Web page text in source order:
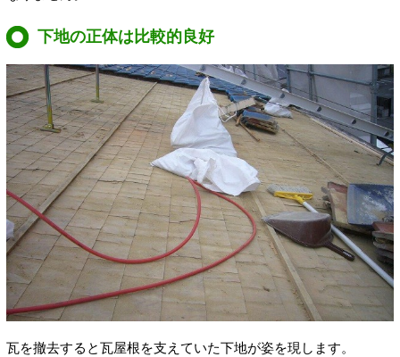
下地の正体は比較的良好
瓦を撤去すると瓦屋根を支えていた下地が姿を現します。